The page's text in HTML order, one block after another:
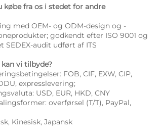
købe fra os i stedet for andre
med OEM- og ODM-design og -
godkendt efter ISO 9001 og
SEDEX-audit udført af ITS
vi tilbyde?
FOB, CIF, EXW, CIP,
expresslevering;
USD, EUR, HKD, CNY
overførsel (T/T), PayPal,
Kinesisk, Japansk